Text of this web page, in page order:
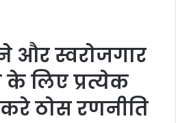
और स्वरोजगार
के लिए प्रत्येक
ठोस रणनीति